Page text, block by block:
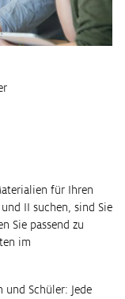
für Ihren
II suchen, sind Sie
Sie passend zu
im
Schüler: Jede